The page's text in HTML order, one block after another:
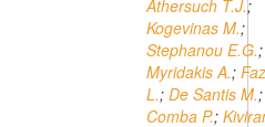
Athersuch T.J.;
Kogevinas M.;
Stephanou E.G.;
Myridakis A.;
L.; De Santis M.;
Comba P.;